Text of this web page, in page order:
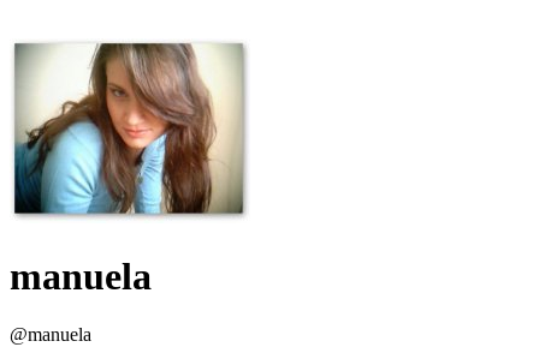
manuela
@manuela